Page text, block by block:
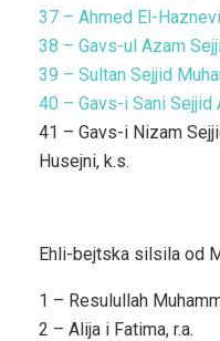
37 – Ahmed El-
38 – Gavs-ul Azam
39 – Sultan Sejjid
40 – Gavs-i Sani Sejjid
41 – Gavs-i Nizam
Husejni, k.s.
Ehli-bejtska silsila od
1 – Resulullah
2 – Alija i Fatima, r.a.